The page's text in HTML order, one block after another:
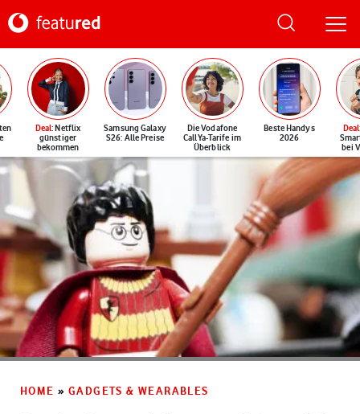
Deal: Netflix
günstiger
bekommen
Samsung Galaxy
S26: Alle Preise
Die Vodafone
CallYa-Tarife im
Überblick
Beste Handys
2026
Deal
bei
HOME » GADGETS & WEARABLES